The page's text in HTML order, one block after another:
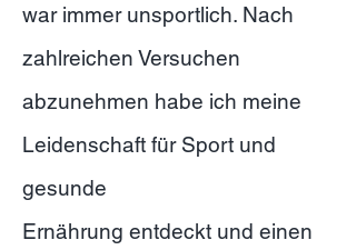
war immer unsportlich. Nach
zahlreichen Versuchen
abzunehmen habe ich meine
Leidenschaft für Sport und
gesunde
Ernährung entdeckt und einen